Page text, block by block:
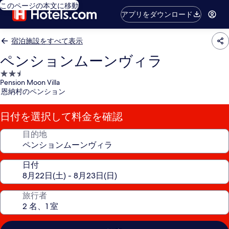
このページの本文に移動
アプリをダウンロード
宿泊施設をすべて表示
ペンションムーンヴィラ
2.5
つ
星
宿
泊
施
Pension Moon Villa
恩納村のペンション
日付を選択して料金を確認
目的地
日付
旅行者